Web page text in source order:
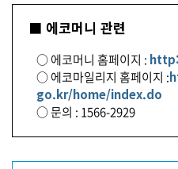
■ 에코머니 관련
○ 에코머니 홈페이지 :
○ 에코마일리지 홈페이지 :
go.kr/home/index.do
○ 문의 : 1566-2929